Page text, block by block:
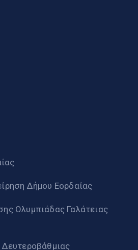
Δήμου Εορδαίας
Ολυμπιάδας Γαλάτειας